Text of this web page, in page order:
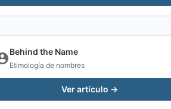
Behind the Name
Etimología de nombres
Ver artículo →